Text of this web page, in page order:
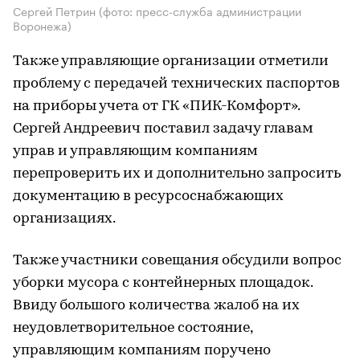
Сергей Петрин (фото: пресс-служба администрации
Воронежа)
Также управляющие организации отметили
проблему с передачей технических паспортов
на приборы учета от ГК «ПИК-Комфорт».
Сергей Андреевич поставил задачу главам
управ и управляющим компаниям
перепроверить их и дополнительно запросить
документацию в ресурсоснабжающих
организациях.
Также участники совещания обсудили вопрос
уборки мусора с контейнерных площадок.
Ввиду большого количества жалоб на их
неудовлетворительное состояние,
управляющим компаниям поручено